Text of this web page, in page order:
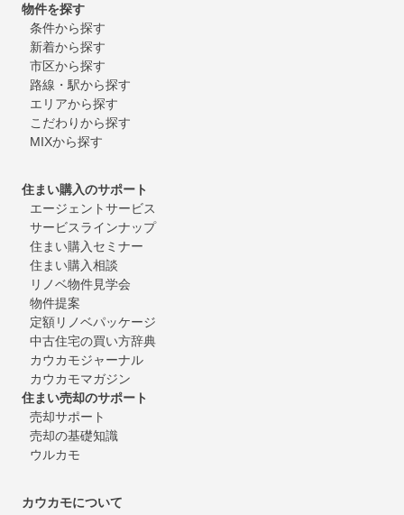
物件を探す
条件から探す
新着から探す
市区から探す
路線・駅から探す
エリアから探す
こだわりから探す
MIXから探す
住まい購入のサポート
エージェントサービス
サービスラインナップ
住まい購入セミナー
住まい購入相談
リノベ物件見学会
物件提案
定額リノベパッケージ
中古住宅の買い方辞典
カウカモジャーナル
カウカモマガジン
住まい売却のサポート
売却サポート
売却の基礎知識
ウルカモ
カウカモについて